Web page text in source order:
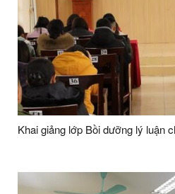
Khai giảng lớp Bồi dưỡng lý luận